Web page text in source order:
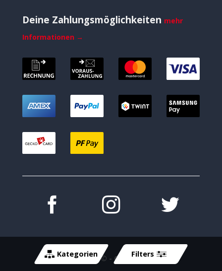
Kategorien Filters
Deine Zahlungsmöglichkeiten mehr
Informationen →
Copyright 2026 © - Cycle-Tech GmbH